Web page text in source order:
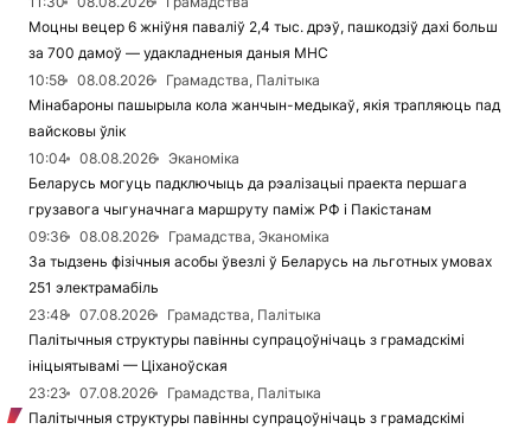
Моцны вецер 6 жніўня паваліў 2,4 тыс. дрэў, пашкодзіў дахі больш
за 700 дамоў — удакладненыя даныя МНС
10:58
08.08.2026
Грамадства, Палітыка
Мінабароны пашырыла кола жанчын-медыкаў, якія трапляюць пад
вайсковы ўлік
10:04
08.08.2026
Эканоміка
Беларусь могуць падключыць да рэалізацыі праекта першага
грузавога чыгуначнага маршруту паміж РФ і Пакістанам
09:36
08.08.2026
Грамадства, Эканоміка
За тыдзень фізічныя асобы ўвезлі ў Беларусь на льготных умовах
251 электрамабіль
23:48
07.08.2026
Грамадства, Палітыка
Палітычныя структуры павінны супрацоўнічаць з грамадскімі
ініцыятывамі — Ціханоўская
23:23
07.08.2026
Грамадства, Палітыка
Палітычныя структуры павінны супрацоўнічаць з грамадскімі